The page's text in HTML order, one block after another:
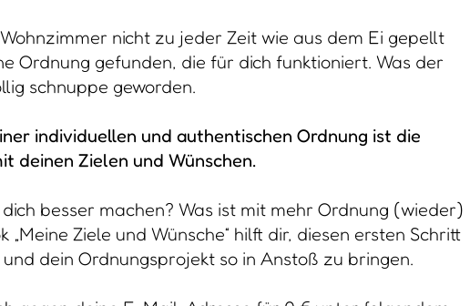
nicht zu jeder Zeit wie aus dem Ei gepellt
Ordnung gefunden, die für dich funktioniert. Was der
schnuppe geworden.
individuellen und authentischen Ordnung ist die
deinen Zielen und Wünschen.
besser machen? Was ist mit mehr Ordnung (wieder)
„Meine Ziele und Wünsche“ hilft dir, diesen ersten Schritt
dein Ordnungsprojekt so in Anstoß zu bringen.